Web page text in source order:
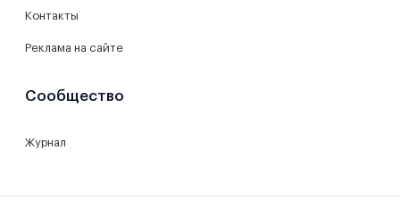
Контакты
Реклама на сайте
Сообщество
Журнал